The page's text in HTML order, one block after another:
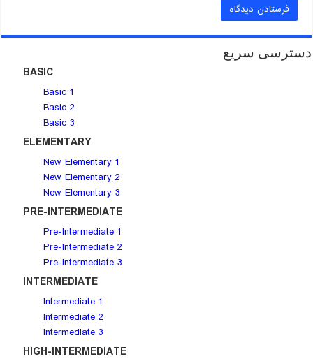
دسترسی سریع
BASIC
Basic 1
Basic 2
Basic 3
ELEMENTARY
New Elementary 1
New Elementary 2
New Elementary 3
PRE-INTERMEDIATE
Pre-Intermediate 1
Pre-Intermediate 2
Pre-Intermediate 3
INTERMEDIATE
Intermediate 1
Intermediate 2
Intermediate 3
HIGH-INTERMEDIATE